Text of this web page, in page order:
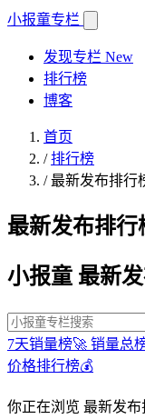
小报童专栏
发现专栏 New
排行榜
博客
首页
/排行榜
/最新发布排行
最新发布排行
小报童 最新
7天销量榜🚀 销量总
价格排行榜💰
你正在浏览 最新发布